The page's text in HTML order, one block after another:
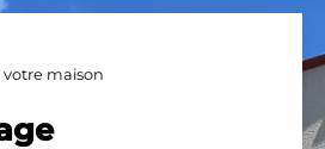
votre maison